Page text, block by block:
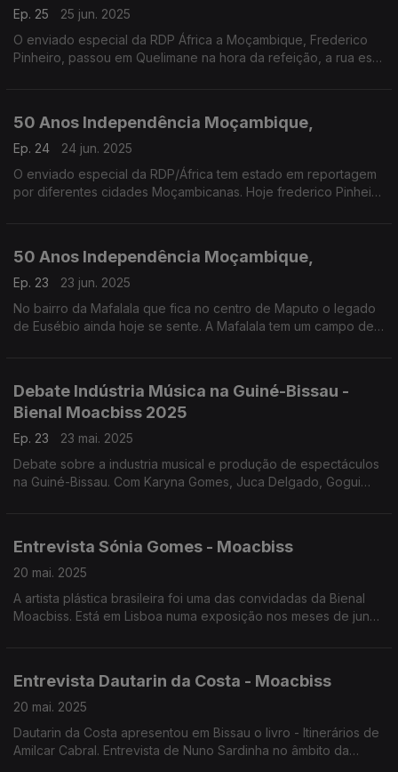
Ep. 25
25 jun. 2025
O enviado especial da RDP África a Moçambique, Frederico
Pinheiro, passou em Quelimane na hora da refeição, a rua está
50 Anos Independência Moçambique,
Ep. 24
24 jun. 2025
O enviado especial da RDP/África tem estado em reportagem
por diferentes cidades Moçambicanas. Hoje frederico Pinheiro
50 Anos Independência Moçambique,
Ep. 23
23 jun. 2025
No bairro da Mafalala que fica no centro de Maputo o legado
de Eusébio ainda hoje se sente. A Mafalala tem um campo de
Debate Indústria Música na Guiné-Bissau -
Bienal Moacbiss 2025
Ep. 23
23 mai. 2025
Debate sobre a industria musical e produção de espectáculos
na Guiné-Bissau. Com Karyna Gomes, Juca Delgado, Gogui
Entrevista Sónia Gomes - Moacbiss
20 mai. 2025
A artista plástica brasileira foi uma das convidadas da Bienal
Moacbiss. Está em Lisboa numa exposição nos meses de junho
Entrevista Dautarin da Costa - Moacbiss
20 mai. 2025
Dautarin da Costa apresentou em Bissau o livro - Itinerários de
Amilcar Cabral. Entrevista de Nuno Sardinha no âmbito da